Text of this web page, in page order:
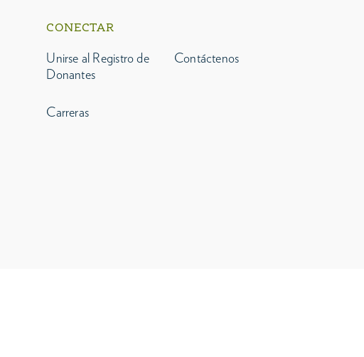
CONECTAR
Unirse al Registro de
Donantes
Carreras
Contáctenos